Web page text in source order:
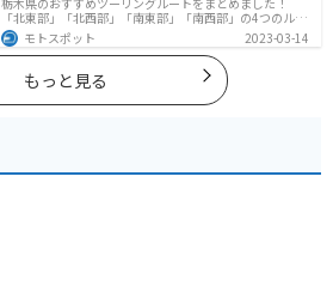
「北東部」「北西部」「南東部」「南西部」の4つのルー
ト紹介します。日本を代表する神社や広大な山や滝、湖
などを歴史や自然を満喫するツーリングができます。バ
イクで栃木県にツーリングに行く際は参考にしてくださ
モトスポット 2023-03-14
もっと見る